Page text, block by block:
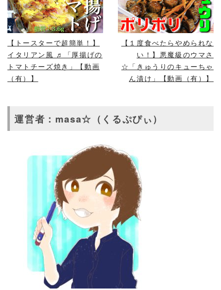
READ MORE
【トースターで超簡単！】
イタリアン風 ♬「厚揚げの
トマトチーズ焼き」【動画
（有）】
READ MORE
【１度食べたらやめられな
い！】悪魔級のウマさ
☆「きゅうりのキューちゃ
ん漬け」【動画（有）】
運営者：masa☆（くるぷぴぃ）